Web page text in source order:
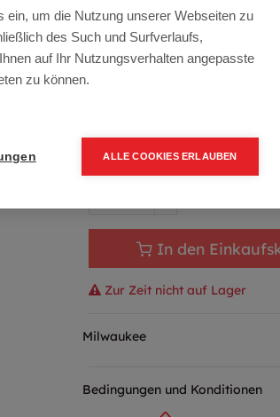
M12FRAIWF12
Artikelnummer: 4933471699
224,40 € / Stk.
In den
Zur Zeit nicht auf Lager
Milwaukee
Bedingungen und Konditionen
ein, um die Nutzung unserer Webseiten zu
des Such und Surfverlaufs,
auf Ihr Nutzungsverhalten angepasste
zu können.
ALLE COOKIES ERLAUBEN